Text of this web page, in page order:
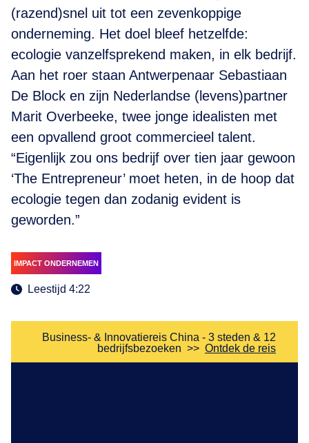
(razend)snel uit tot een zevenkoppige
onderneming. Het doel bleef hetzelfde:
ecologie vanzelfsprekend maken, in elk bedrijf.
Aan het roer staan Antwerpenaar Sebastiaan
De Block en zijn Nederlandse (levens)partner
Marit Overbeeke, twee jonge idealisten met
een opvallend groot commercieel talent.
“Eigenlijk zou ons bedrijf over tien jaar gewoon
‘The Entrepreneur’ moet heten, in de hoop dat
ecologie tegen dan zodanig evident is
geworden.”
IMPACT ONDERNEMEN
Leestijd 4:22
Business- & Innovatiereis China - 3 steden & 12
bedrijfsbezoeken >> Ontdek de reis